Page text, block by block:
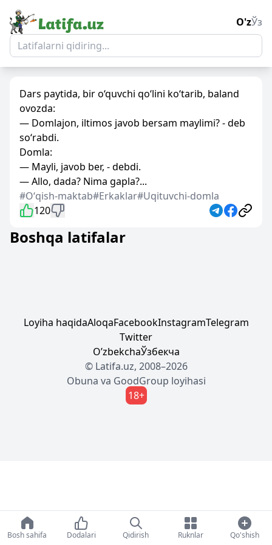
O'zЎз
Dars paytida, bir o‘quvchi qo‘lini ko‘tarib, baland
ovozda:
— Domlajon, iltimos javob bersam maylimi? - deb
so‘rabdi.
Domla:
— Mayli, javob ber, - debdi.
— Allo, dada? Nima gapla?...
#Oʻqish-maktab#Erkaklar#Uqituvchi-domla
120
Boshqa latifalar
Loyiha haqidaAloqaFacebookInstagramTelegram
Twitter
OʼzbekchaЎзбекча
© Latifa.uz, 2008–2026
Obuna va GoodGroup loyihasi
18+
Bosh sahifa Dodalari Qidirish Ruknlar Qo'shish